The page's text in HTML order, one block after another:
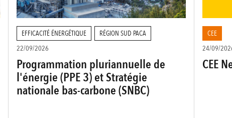
EFFICACITÉ ÉNERGÉTIQUE
RÉGION SUD PACA
22/09/2026
Programmation pluriannuelle de
l'énergie (PPE 3) et Stratégie
nationale bas-carbone (SNBC)
CEE
24/09/
CEE